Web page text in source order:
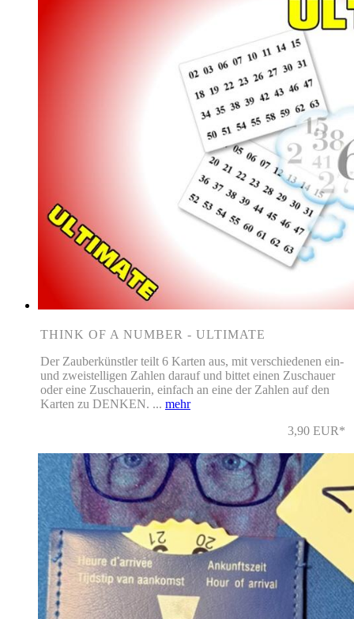
THINK OF A NUMBER - ULTIMATE
Der Zauberkünstler teilt 6 Karten aus, mit verschiedenen ein-
und zweistelligen Zahlen darauf und bittet einen Zuschauer
oder eine Zuschauerin, einfach an eine der Zahlen auf den
Karten zu DENKEN. ... mehr
3,90 EUR*